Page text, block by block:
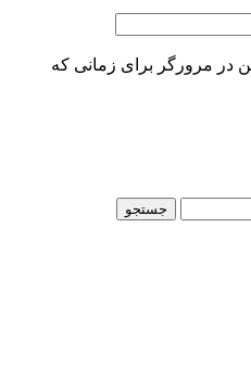
در مرورگر برای زمانی که